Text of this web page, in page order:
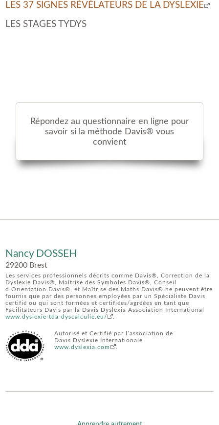
LES 37 SIGNES RÉVÉLATEURS DE LA DYSLEXIE
LES STAGES TYDYS
Répondez au questionnaire en ligne pour
savoir si la méthode Davis® vous
convient
Nancy DOSSEH
29200 Brest
Les services professionnels décrits comme Davis®, Correction de la
Dyslexie Davis®, Maîtrise des Symboles Davis®, Conseil
d’Orientation Davis®, et Maîtrise des Maths Davis® ne peuvent être
fournis que par des personnes employées par un Spécialiste Davis
certifié ou qui sont formées et certifiées/agréées en tant que
Facilitateurs Davis par la Davis Dyslexia Association International
www.dyslexie-tda-dyscalculie.eu/
Autorisé et Certifié par l’association de
Davis Dyslexie Internationale
www.dyslexia.com